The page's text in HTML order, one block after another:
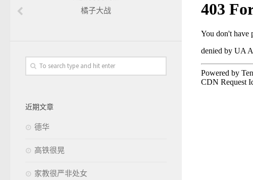
橘子大战
近期文章
德华
高铁很晃
家教很严非处女